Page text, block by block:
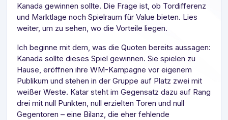
Kanada gewinnen sollte. Die Frage ist, ob Tordifferenz
und Marktlage noch Spielraum für Value bieten. Lies
weiter, um zu sehen, wo die Vorteile liegen.
Ich beginne mit dem, was die Quoten bereits aussagen:
Kanada sollte dieses Spiel gewinnen. Sie spielen zu
Hause, eröffnen ihre WM-Kampagne vor eigenem
Publikum und stehen in der Gruppe auf Platz zwei mit
weißer Weste. Katar steht im Gegensatz dazu auf Rang
drei mit null Punkten, null erzielten Toren und null
Gegentoren – eine Bilanz, die eher fehlende